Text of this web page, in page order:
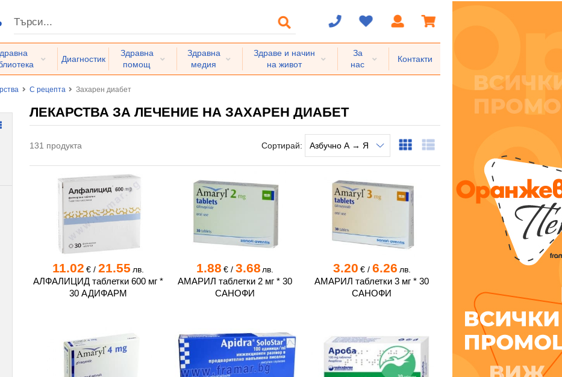
Диагностик
Здравна
помощ
Здравна
медия
Здраве и начин
на живот
За
нас
Контакти
С рецепта Захарен диабет
ЛЕКАРСТВА ЗА ЛЕЧЕНИЕ НА ЗАХАРЕН ДИАБЕТ
131 продукта Сортирай:
11.02 €/ 21.55 лв.
АЛФАЛИЦИД таблетки 600 мг *
30 АДИФАРМ
1.88 €/ 3.68 лв.
АМАРИЛ таблетки 2 мг * 30
САНОФИ
3.20 €/ 6.26 лв.
АМАРИЛ таблетки 3 мг * 30
САНОФИ